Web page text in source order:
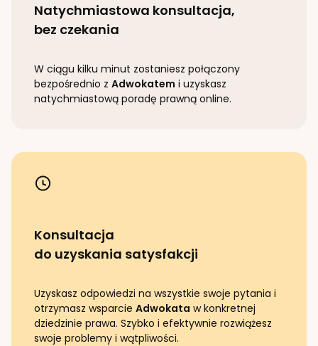
Natychmiastowa konsultacja,
bez czekania
W ciągu kilku minut zostaniesz połączony
bezpośrednio z Adwokatem i uzyskasz
natychmiastową poradę prawną online.
Konsultacja
do uzyskania satysfakcji
Uzyskasz odpowiedzi na wszystkie swoje pytania i
otrzymasz wsparcie Adwokata w konkretnej
dziedzinie prawa. Szybko i efektywnie rozwiążesz
swoje problemy i wątpliwości.